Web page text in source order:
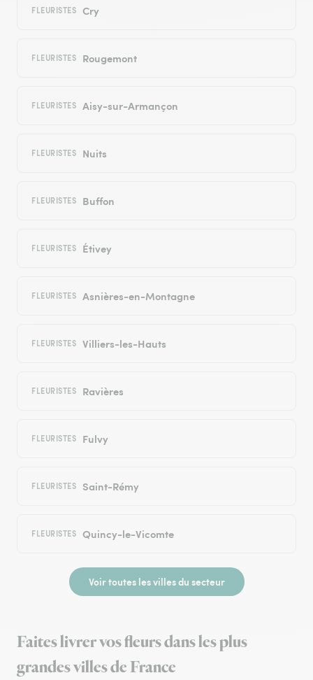
FLEURISTES Cry
FLEURISTES Rougemont
FLEURISTES Aisy-sur-Armançon
FLEURISTES Nuits
FLEURISTES Buffon
FLEURISTES Étivey
FLEURISTES Asnières-en-Montagne
FLEURISTES Villiers-les-Hauts
FLEURISTES Ravières
FLEURISTES Fulvy
FLEURISTES Saint-Rémy
FLEURISTES Quincy-le-Vicomte
Voir toutes les villes du secteur
Faites livrer vos fleurs dans les plus
grandes villes de France